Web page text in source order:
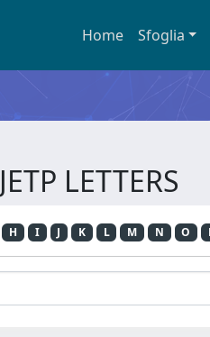
Home Sfoglia
LETTERS
H I J K L M N O